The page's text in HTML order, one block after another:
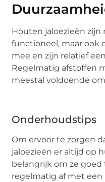
Houten jaloezieën zijn
functioneel, maar ook
mee en zijn relatief
Regelmatig afstoffen
meestal voldoende
Onderhoudstips
Om ervoor te zorgen
jaloezieën er altijd op
belangrijk om ze
regelmatig af met